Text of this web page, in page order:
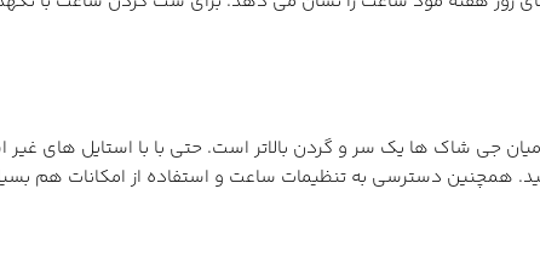
همچنین دسترسی به تنظیمات ساعت و استفاده از امکانات هم